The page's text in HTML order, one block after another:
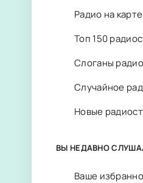
Радио на карте
Топ 150
Слоганы радио
Случайное
Новые
ВЫ НЕДАВНО
Ваше